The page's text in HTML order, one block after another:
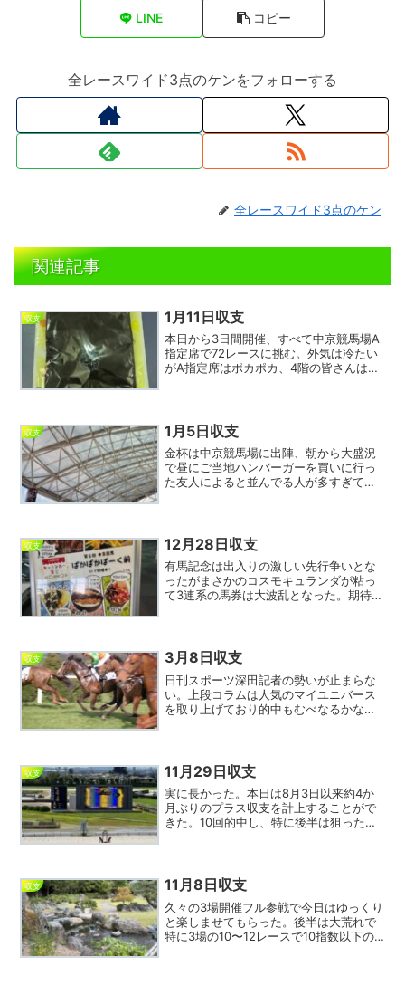
LINE コピー
全レースワイド3点のケンをフォローする
全レースワイド3点のケン
関連記事
収支 1月11日収支
本日から3日間開催、すべて中京競馬場A
指定席で72レースに挑む。外気は冷たい
がA指定席はポカポカ、4階の皆さんは強
ト。幸先いいと思...
収支 1月5日収支
金杯は中京競馬場に出陣、朝から大盛況
で昼にご当地ハンバーガーを買いに行っ
た友人によると並んでる人が多すぎて断
りいざレースが始まっても...
収支 12月28日収支
有馬記念は出入りの激しい先行争いとな
ったがまさかのコスモキュランダが粘っ
て3連系の馬券は大波乱となった。期待し
た感じ。しかしコスモキ...
収支 3月8日収支
日刊スポーツ深田記者の勢いが止まらな
い。上段コラムは人気のマイユニバース
を取り上げており的中もむべなるかな、
の単複をプッシュしてい...
収支 11月29日収支
実に長かった。本日は8月3日以来約4か
月ぶりのプラス収支を計上することがで
きた。10回的中し、特に後半は狙った馬
イテを彼が騎乗する...
収支 11月8日収支
久々の3場開催フル参戦で今日はゆっくり
と楽しませてもらった。後半は大荒れで
特に3場の10〜12レースで10指数以下の